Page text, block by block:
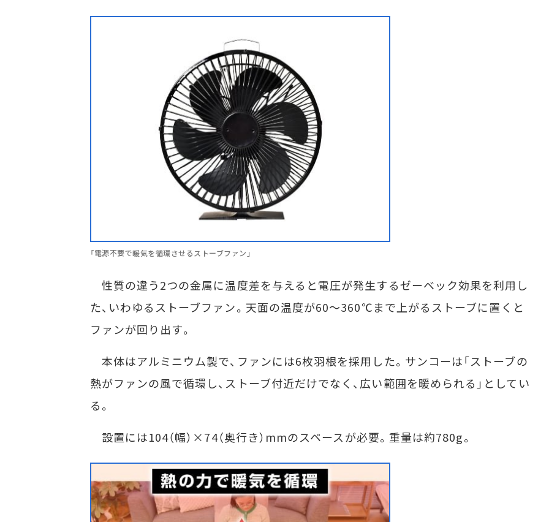
「電源不要で暖気を循環させるストーブファン」
性質の違う2つの金属に温度差を与えると電圧が発生するゼーベック効果を利用し
た、いわゆるストーブファン。天面の温度が60～360℃まで上がるストーブに置くと
ファンが回り出す。
本体はアルミニウム製で、ファンには6枚羽根を採用した。サンコーは「ストーブの
熱がファンの風で循環し、ストーブ付近だけでなく、広い範囲を暖められる」としてい
る。
設置には104（幅）×74（奥行き）mmのスペースが必要。重量は約780g。